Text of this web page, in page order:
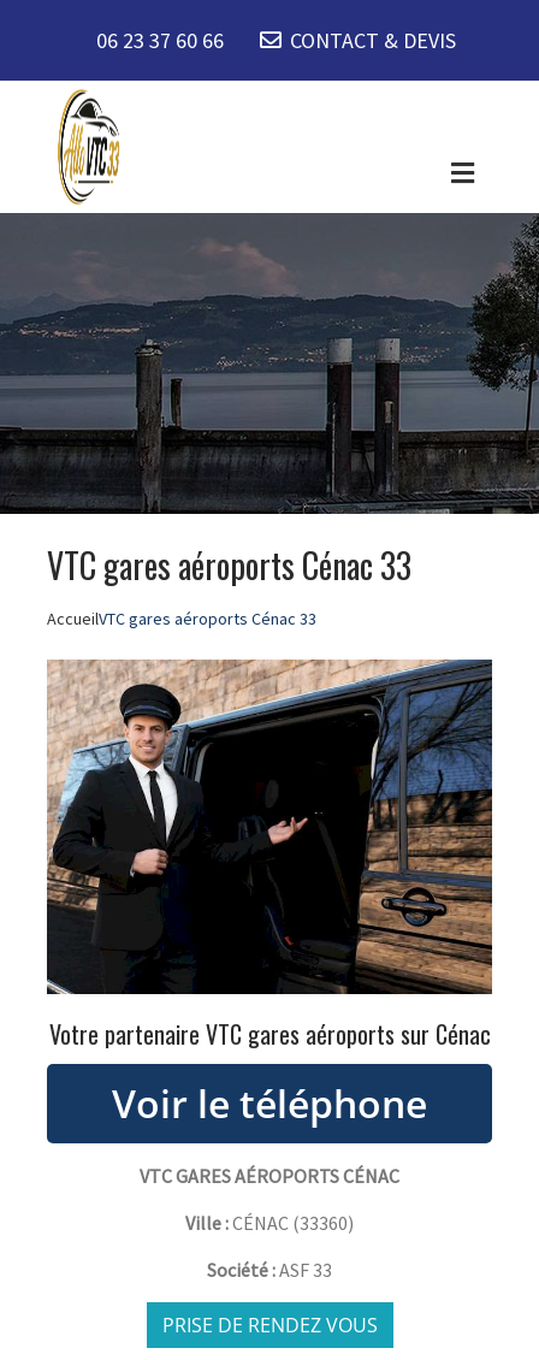
06 23 37 60 66 CONTACT & DEVIS
VTC gares aéroports Cénac 33
AccueilVTC gares aéroports Cénac 33
Votre partenaire VTC gares aéroports sur Cénac
VTC GARES AÉROPORTS CÉNAC
Ville :CÉNAC (33360)
Société :ASF 33
PRISE DE RENDEZ VOUS